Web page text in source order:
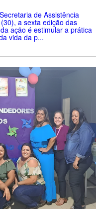
de Assistência
a sexta edição das
ação é estimular a prática
vida da p...